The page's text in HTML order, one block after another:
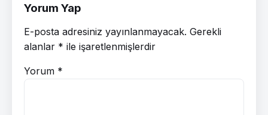
Yorum Yap
E-posta adresiniz yayınlanmayacak. Gerekli
alanlar * ile işaretlenmişlerdir
Yorum *